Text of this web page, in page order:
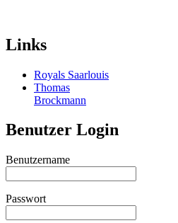
Links
Royals Saarlouis
Thomas
Brockmann
Benutzer Login
Benutzername
Passwort